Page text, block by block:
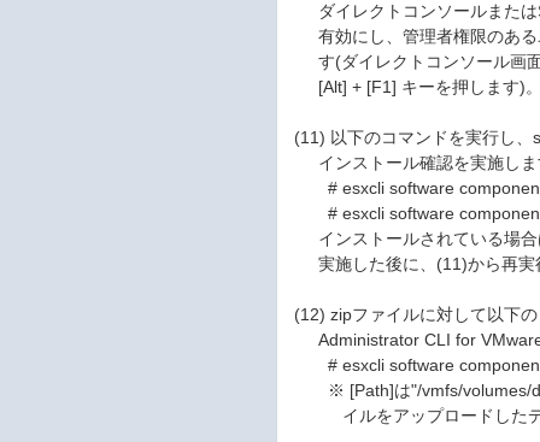
ダイレクトコンソールまたは
有効にし、管理者権限のある
す(ダイレクトコンソール画
[Alt] + [F1] キーを押します)
(11) 以下のコマンドを実行し
インストール確認を実施しま
# esxcli software component
# esxcli software component
インストールされている場合
実施した後に、(11)から再実
(12) zipファイルに対して以下
Administrator CLI for VMware
# esxcli software component
※ [Path]は"/vmfs/volumes/
イルをアップロードしたデ